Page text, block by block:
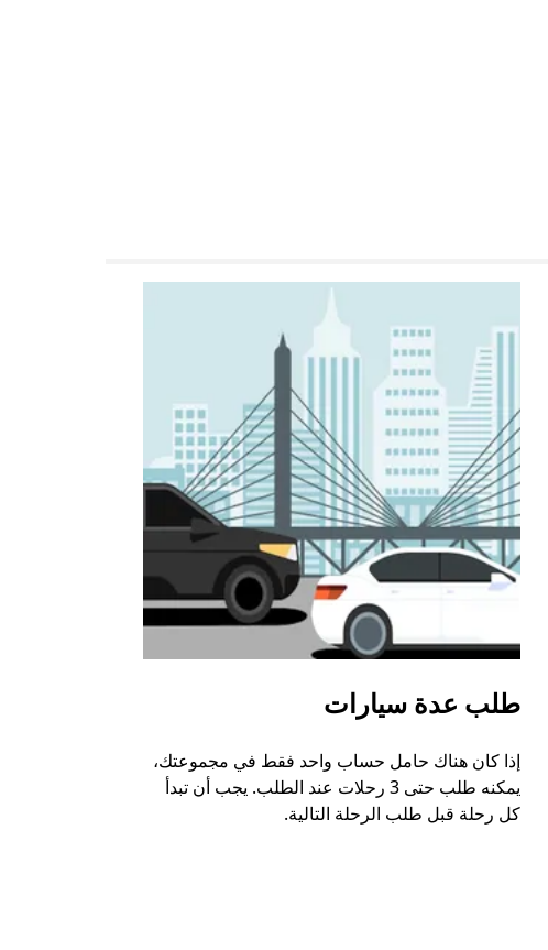
طلب عدة سيارات
إذا كان هناك حامل حساب واحد فقط في مجموعتك،
يمكنه طلب حتى 3 رحلات عند الطلب. يجب أن تبدأ
كل رحلة قبل طلب الرحلة التالية.